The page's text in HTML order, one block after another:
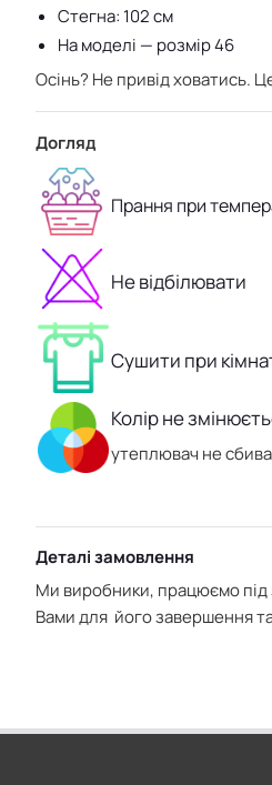
Стегна: 102 см
На моделі — розмір 46
Осінь? Не привід ховатись.
Догляд
Прання при
Не відбілювати
Сушити при
Колір не
утеплювач не
Деталі замовлення
Ми виробники, працюємо під
Вами для його завершення